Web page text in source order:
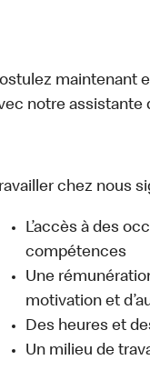
maintenant
notre assistante
chez nous
L’accès à des
compétences
Une
motivation et
Des heures et
Un milieu de